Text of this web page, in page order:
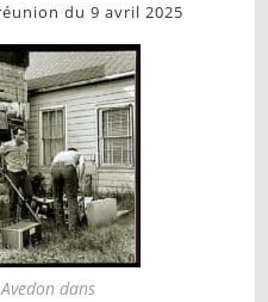
du 9 avril 2025
dans